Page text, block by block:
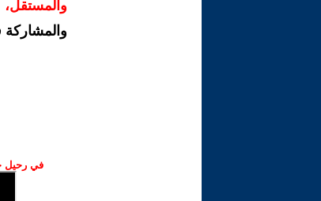
والمستقل،
في رحيل